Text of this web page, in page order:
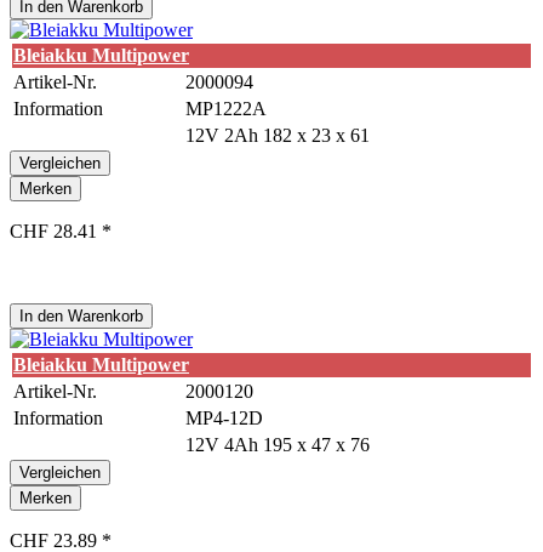
In den Warenkorb
Bleiakku Multipower
Artikel-Nr.
2000094
Information
MP1222A
12V 2Ah 182 x 23 x 61
Vergleichen
Merken
CHF 28.41 *
In den Warenkorb
Bleiakku Multipower
Artikel-Nr.
2000120
Information
MP4-12D
12V 4Ah 195 x 47 x 76
Vergleichen
Merken
CHF 23.89 *